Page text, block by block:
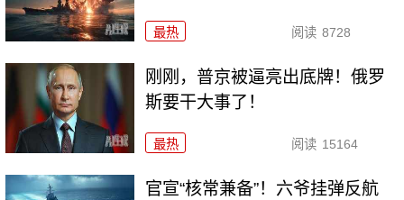
最热 阅读 8728
刚刚，普京被逼亮出底牌！俄罗
斯要干大事了！
最热 阅读 15164
官宣“核常兼备”！六爷挂弹反航